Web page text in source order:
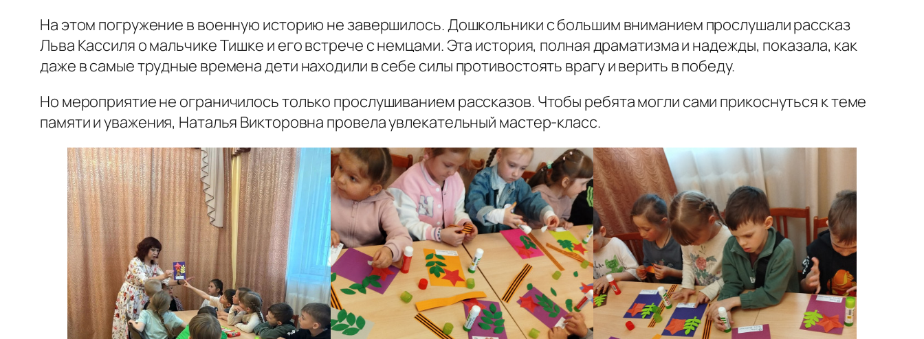
На этом погружение в военную историю не завершилось. Дошкольники с большим вниманием прослушали рассказ
Льва Кассиля о мальчике Тишке и его встрече с немцами. Эта история, полная драматизма и надежды, показала, как
даже в самые трудные времена дети находили в себе силы противостоять врагу и верить в победу.
Но мероприятие не ограничилось только прослушиванием рассказов. Чтобы ребята могли сами прикоснуться к теме
памяти и уважения, Наталья Викторовна провела увлекательный мастер-класс.